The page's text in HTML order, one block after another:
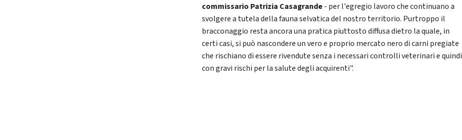
commissario Patrizia Casagrande- per l'egregio lavoro che continuano a
svolgere a tutela della fauna selvatica del nostro territorio. Purtroppo il
bracconaggio resta ancora una pratica piuttosto diffusa dietro la quale, in
certi casi, si può nascondere un vero e proprio mercato nero di carni pregiate
che rischiano di essere rivendute senza i necessari controlli veterinari e quindi
con gravi rischi per la salute degli acquirenti".